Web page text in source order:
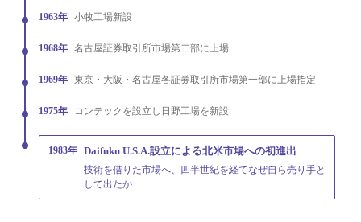
1963年 小牧工場新設
1968年 名古屋証券取引所市場第二部に上場
1969年 東京・大阪・名古屋各証券取引所市場第一部に上場指定
1975年 コンテックを設立し日野工場を新設
1983年 Daifuku U.S.A.設立による北米市場への初進出
技術を借りた市場へ、四半世紀を経てなぜ自ら売り手と
して出たか